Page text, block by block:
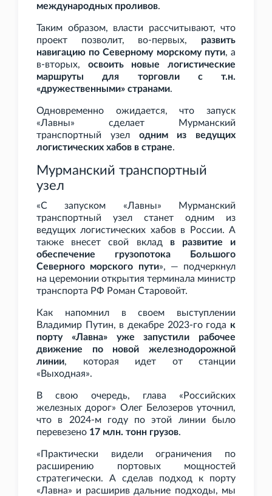
международных проливов.
Таким образом, власти рассчитывают, что
проект позволит, во-первых, развить
навигацию по Северному морскому пути, а
в-вторых, освоить новые логистические
маршруты для торговли с т.н.
«дружественными» странами.
Одновременно ожидается, что запуск
«Лавны» сделает Мурманский
транспортный узел одним из ведущих
логистических хабов в стране.
Мурманский транспортный
узел
«С запуском «Лавны» Мурманский
транспортный узел станет одним из
ведущих логистических хабов в России. А
также внесет свой вклад в развитие и
обеспечение грузопотока Большого
Северного морского пути», — подчеркнул
на церемонии открытия терминала министр
транспорта РФ Роман Старовойт.
Как напомнил в своем выступлении
Владимир Путин, в декабре 2023-го года к
порту «Лавна» уже запустили рабочее
движение по новой железнодорожной
линии, которая идет от станции
«Выходная».
В свою очередь, глава «Российских
железных дорог» Олег Белозеров уточнил,
что в 2024-м году по этой линии было
перевезено 17 млн. тонн грузов.
«Практически видели ограничения по
расширению портовых мощностей
стратегически. А сделав подход к порту
«Лавна» и расширив дальние подходы, мы